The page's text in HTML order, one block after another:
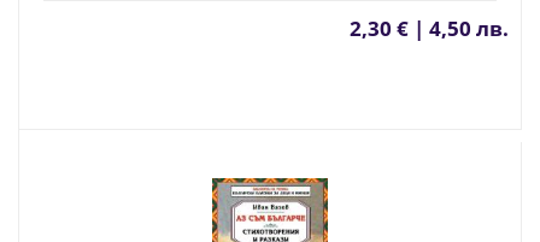
2,30 € | 4,50 лв.